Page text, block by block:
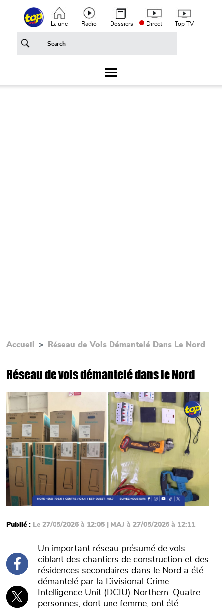
Aller au contenu principalTop header menu
La une Radio Dossiers Direct Top TV
Accueil Réseau de Vols Démantelé Dans Le Nord
Réseau de vols démantelé dans le Nord
Main picture
Publié : Le 27/05/2026 à 12:05 | MAJ à 27/05/2026 à 12:11
Un important réseau présumé de vols
ciblant des chantiers de construction et des
résidences secondaires dans le Nord a été
démantelé par la Divisional Crime
Intelligence Unit (DCIU) Northern. Quatre
personnes, dont une femme, ont été